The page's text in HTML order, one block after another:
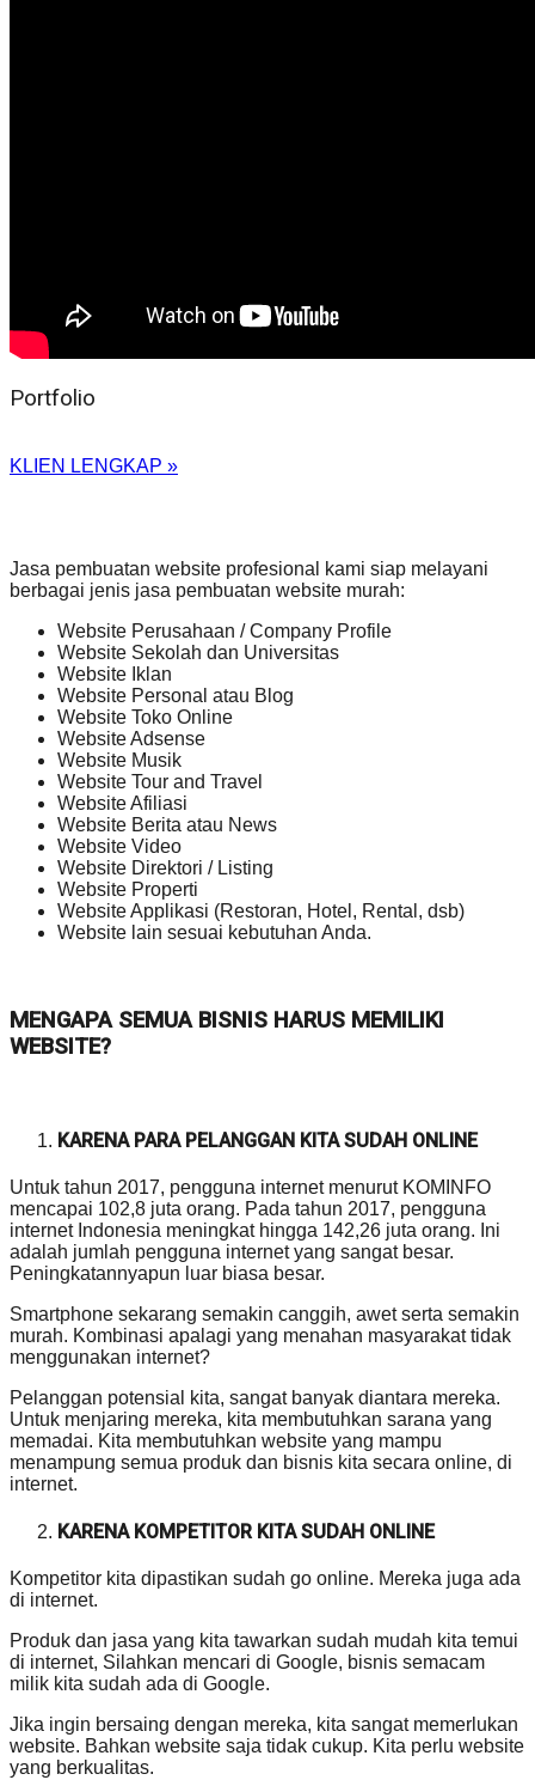
Portfolio
KLIEN LENGKAP »
Jasa pembuatan website profesional kami siap melayani
berbagai jenis jasa pembuatan website murah:
Website Perusahaan / Company Profile
Website Sekolah dan Universitas
Website Iklan
Website Personal atau Blog
Website Toko Online
Website Adsense
Website Musik
Website Tour and Travel
Website Afiliasi
Website Berita atau News
Website Video
Website Direktori / Listing
Website Properti
Website Applikasi (Restoran, Hotel, Rental, dsb)
Website lain sesuai kebutuhan Anda.
MENGAPA SEMUA BISNIS HARUS MEMILIKI
WEBSITE?
KARENA PARA PELANGGAN KITA SUDAH ONLINE
Untuk tahun 2017, pengguna internet menurut KOMINFO
mencapai 102,8 juta orang. Pada tahun 2017, pengguna
internet Indonesia meningkat hingga 142,26 juta orang. Ini
adalah jumlah pengguna internet yang sangat besar.
Peningkatannyapun luar biasa besar.
Smartphone sekarang semakin canggih, awet serta semakin
murah. Kombinasi apalagi yang menahan masyarakat tidak
menggunakan internet?
Pelanggan potensial kita, sangat banyak diantara mereka.
Untuk menjaring mereka, kita membutuhkan sarana yang
memadai. Kita membutuhkan website yang mampu
menampung semua produk dan bisnis kita secara online, di
internet.
KARENA KOMPETITOR KITA SUDAH ONLINE
Kompetitor kita dipastikan sudah go online. Mereka juga ada
di internet.
Produk dan jasa yang kita tawarkan sudah mudah kita temui
di internet, Silahkan mencari di Google, bisnis semacam
milik kita sudah ada di Google.
Jika ingin bersaing dengan mereka, kita sangat memerlukan
website. Bahkan website saja tidak cukup. Kita perlu website
yang berkualitas.